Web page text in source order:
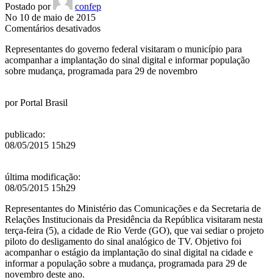
Postado por
confep
No 10 de maio de 2015
Comentários desativadosem
Verde
(GO)
será
Representantes do governo federal visitaram o município para
acompanhar a implantação do sinal digital e informar população
sobre mudança, programada para 29 de novembro
porPortal Brasil
publicado:
08/05/2015 15h29
última modificação:
08/05/2015 15h29
Representantes do Ministério das Comunicações e da Secretaria de
Relações Institucionais da Presidência da República visitaram nesta
terça-feira (5), a cidade de Rio Verde (GO), que vai sediar o projeto
piloto do desligamento do sinal analógico de TV. Objetivo foi
acompanhar o estágio da implantação do sinal digital na cidade e
informar a população sobre a mudança, programada para 29 de
novembro deste ano.